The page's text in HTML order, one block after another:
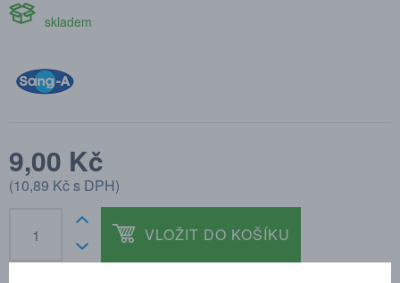
skladem
9,00 Kč
(10,89 Kčs DPH)
VLOŽIT DO KOŠÍKU